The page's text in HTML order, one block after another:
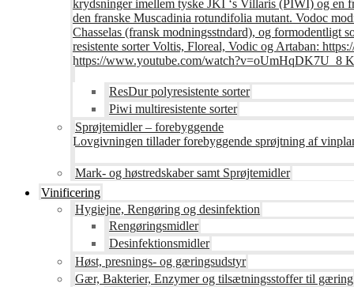
krydsninger imellem tyske JKI ‘s Villaris (PIWI) og en
den franske Muscadinia rotundifolia mutant. Vodoc
Chasselas (fransk modningsstndard), og formodentligt
resistente sorter Voltis, Floreal, Vodic og Artaban:
https://www.youtube.com/watch?v=oUmHqDK7U_8
ResDur polyresistente sorter
Piwi multiresistente sorter
Sprøjtemidler – forebyggende
Lovgivningen tillader forebyggende sprøjtning af
Mark- og høstredskaber samt Sprøjtemidler
Vinificering
Hygiejne, Rengøring og desinfektion
Rengøringsmidler
Desinfektionsmidler
Høst, presnings- og gæringsudstyr
Gær, Bakterier, Enzymer og tilsætningsstoffer til gæring